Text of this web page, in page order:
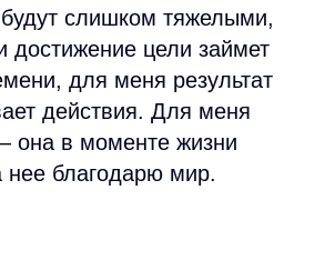
слишком тяжелыми,
достижение цели займет
для меня результат
действия. Для меня
она в моменте жизни
нее благодарю мир.